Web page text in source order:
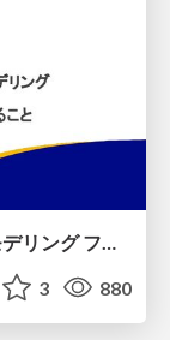
3 880